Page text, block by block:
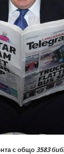
с общо 3583